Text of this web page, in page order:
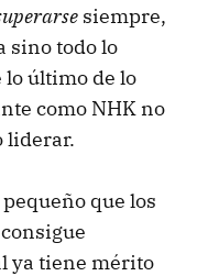
siempre,
sino todo lo
lo último de lo
como NHK no
liderar.
que los
ya tiene mérito